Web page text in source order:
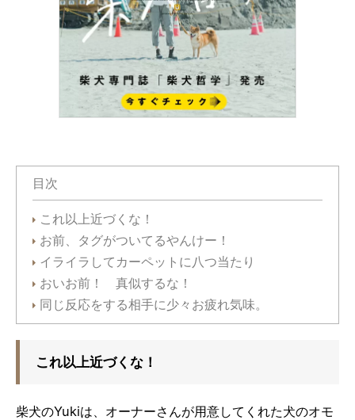
目次
これ以上近づくな！
お前、タグがついてるやんけー！
イライラしてカーペットに八つ当たり
おいお前！ 真似するな！
同じ反応をする相手に少々お疲れ気味。
これ以上近づくな！
柴犬のYukiは、オーナーさんが用意してくれた犬のオモ